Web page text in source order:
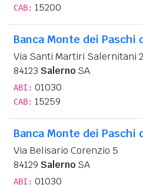
CAB: 15200
Banca Monte dei Paschi
Via Santi Martiri Salernitani
84123 Salerno SA
ABI: 01030
CAB: 15259
Banca Monte dei Paschi
Via Belisario Corenzio 5
84129 Salerno SA
ABI: 01030